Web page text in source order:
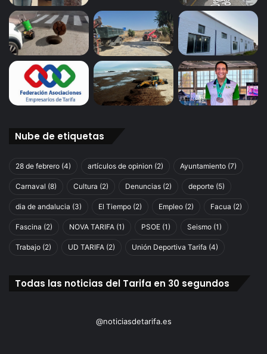
Nube de etiquetas
28 de febrero (4) artículos de opinion (2) Ayuntamiento (7)
Carnaval (8) Cultura (2) Denuncias (2) deporte (5)
dia de andalucia (3) El Tiempo (2) Empleo (2) Facua (2)
Fascina (2) NOVA TARIFA (1) PSOE (1) Seismo (1)
Trabajo (2) UD TARIFA (2) Unión Deportiva Tarifa (4)
Todas las noticias del Tarifa en 30 segundos
@noticiasdetarifa.es